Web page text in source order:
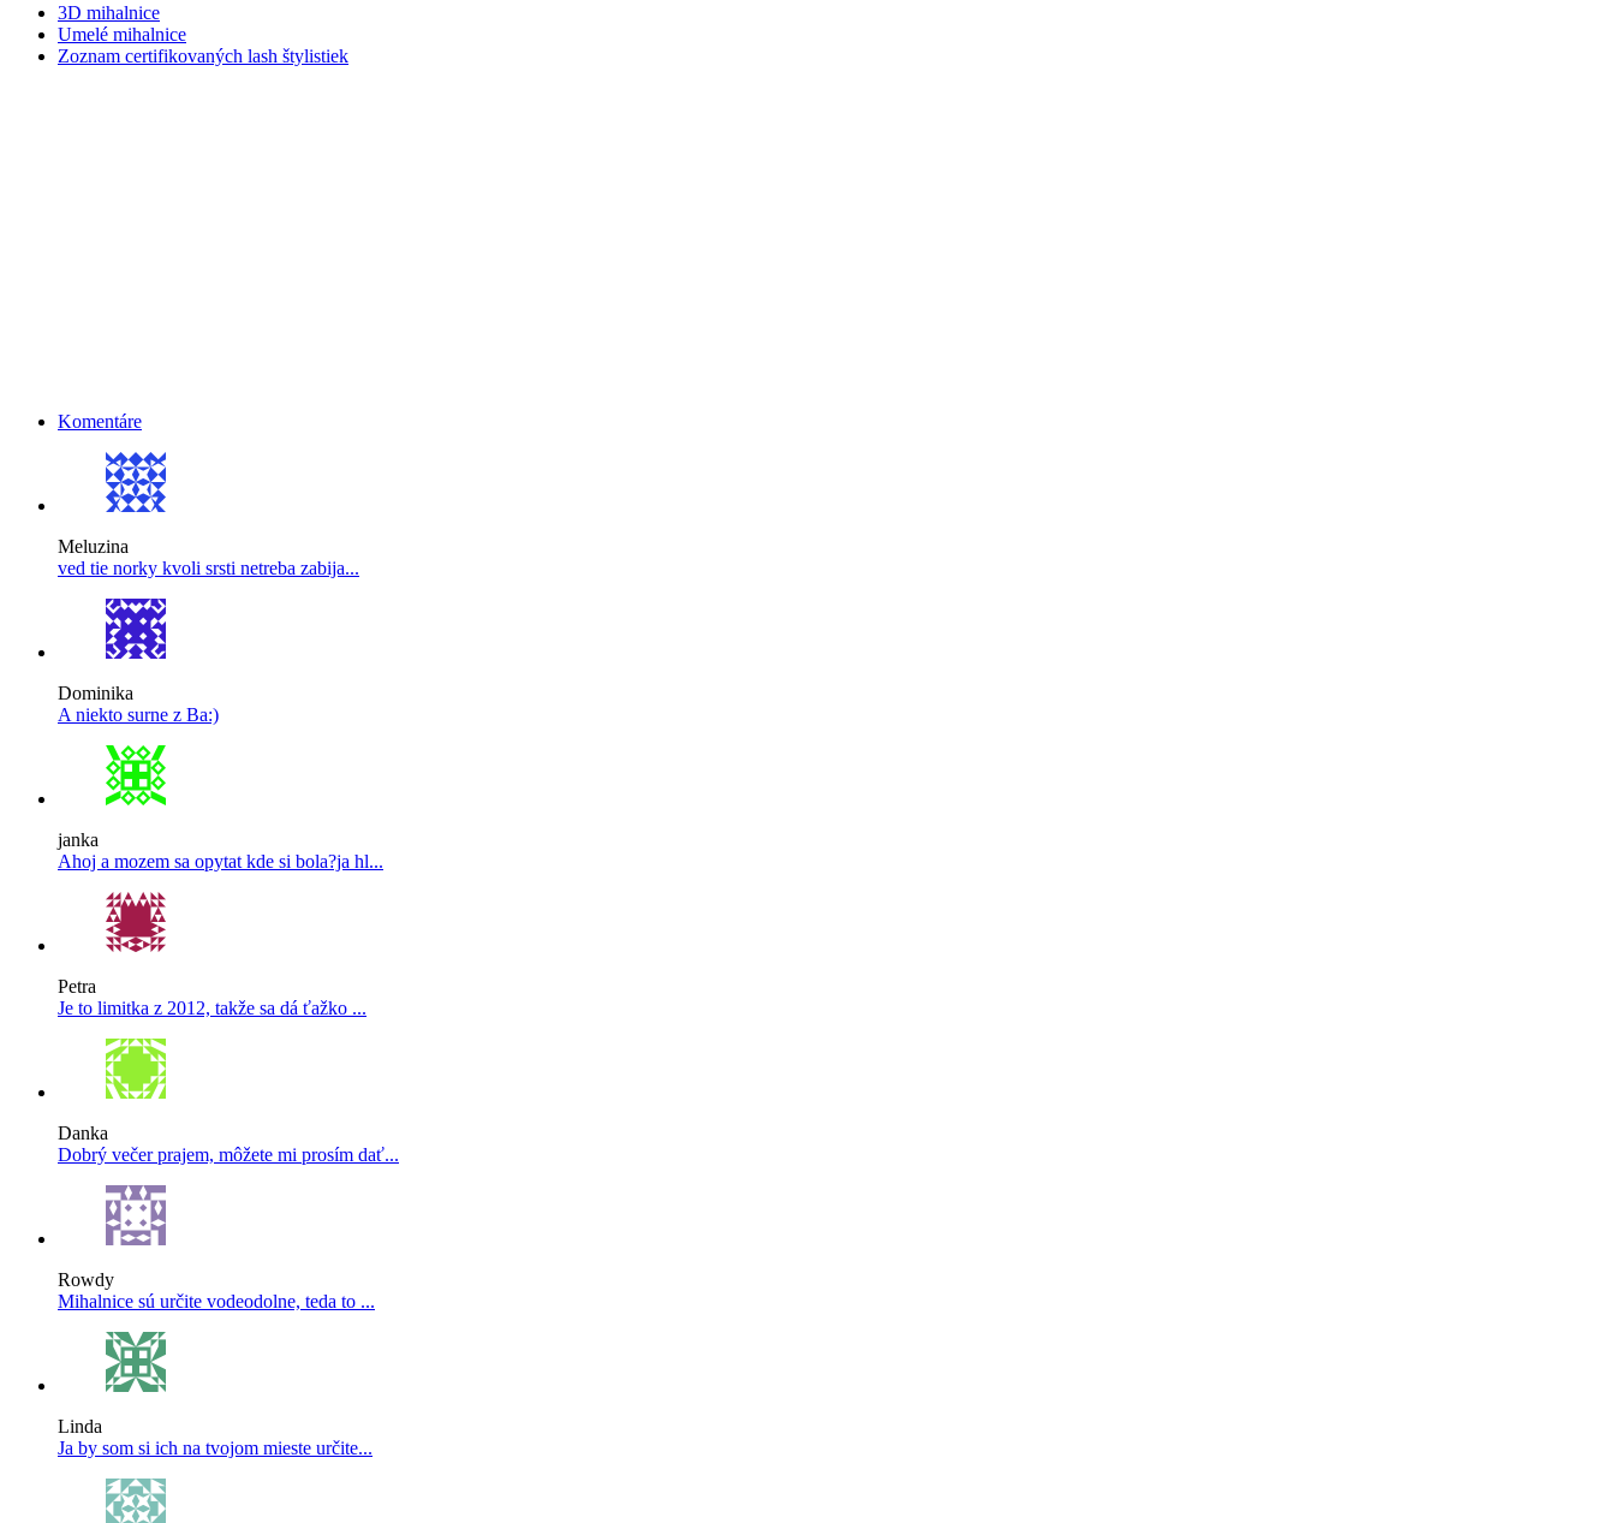
3D mihalnice
Umelé mihalnice
Zoznam certifikovaných lash štylistiek
Komentáre
Meluzina
ved tie norky kvoli srsti netreba zabija...
Dominika
A niekto surne z Ba:)
janka
Ahoj a mozem sa opytat kde si bola?ja hl...
Petra
Je to limitka z 2012, takže sa dá ťažko ...
Danka
Dobrý večer prajem, môžete mi prosím dať...
Rowdy
Mihalnice sú určite vodeodolne, teda to ...
Linda
Ja by som si ich na tvojom mieste určite...